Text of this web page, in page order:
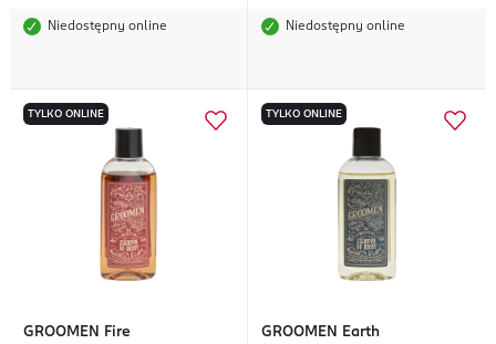
Niedostępny online Niedostępny online
TYLKO ONLINE
GROOMEN Fire
TYLKO ONLINE
GROOMEN Earth